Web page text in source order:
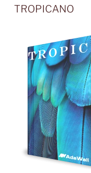
TARIHI
TROPICANO